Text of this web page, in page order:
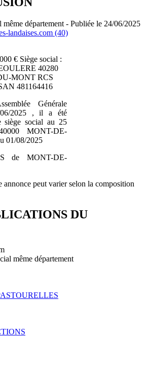
même département - Publiée le 24/06/2025
landaises.com (40)
€ Siège social :
40280
MONT RCS
481164416
Générale
06/2025 , il a été
siège social au 25
MONT-DE-
01/08/2025
de MONT-DE-
annonce peut varier selon la composition
DU
même département